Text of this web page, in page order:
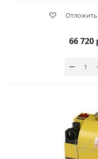
Отложить
66 720